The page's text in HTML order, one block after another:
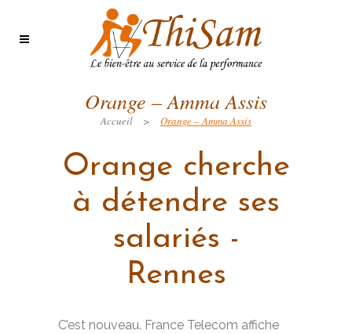
Orange – Amma Assis
Accueil > Orange – Amma Assis
Orange cherche
à détendre ses
salariés -
Rennes
C’est nouveau. France Telecom affiche